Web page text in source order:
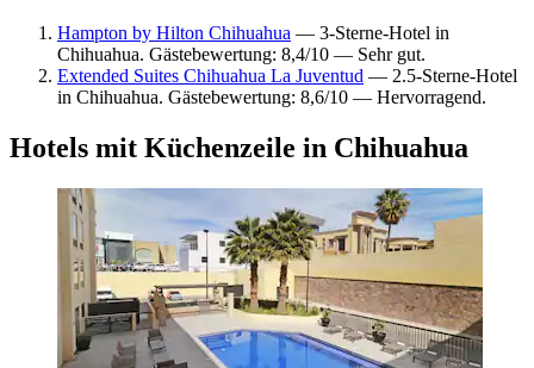
Hampton by Hilton Chihuahua — 3-Sterne-Hotel in
Chihuahua. Gästebewertung: 8,4/10 — Sehr gut.
Extended Suites Chihuahua La Juventud — 2.5-Sterne-Hotel
in Chihuahua. Gästebewertung: 8,6/10 — Hervorragend.
Hotels mit Küchenzeile in Chihuahua